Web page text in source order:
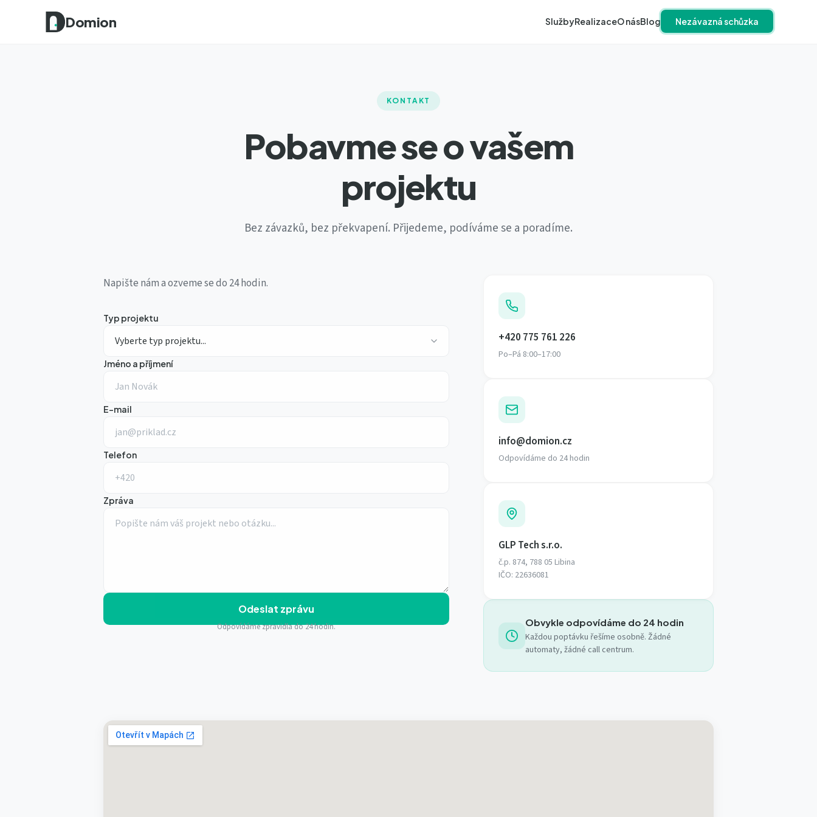
Domion SlužbyRealizaceO násBlog Nezávazná schůzka
KONTAKT
Pobavme se o vašem
projektu
Bez závazků, bez překvapení. Přijedeme, podíváme se a poradíme.
Napište nám a ozveme se do 24 hodin.
Typ projektu
Jméno a příjmení
E-mail
Telefon
Zpráva
Odeslat zprávu
Odpovídáme zpravidla do 24 hodin.
+420 775 761 226
Po–Pá 8:00–17:00
info@domion.cz
Odpovídáme do 24 hodin
GLP Tech s.r.o.
č.p. 874, 788 05 Libina
IČO: 22636081
Obvykle odpovídáme do 24 hodin
Každou poptávku řešíme osobně. Žádné
automaty, žádné call centrum.